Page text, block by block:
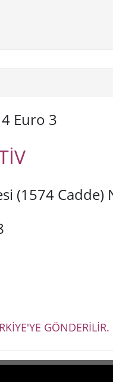
Euro 3
(1574
GÖNDERİLİR.